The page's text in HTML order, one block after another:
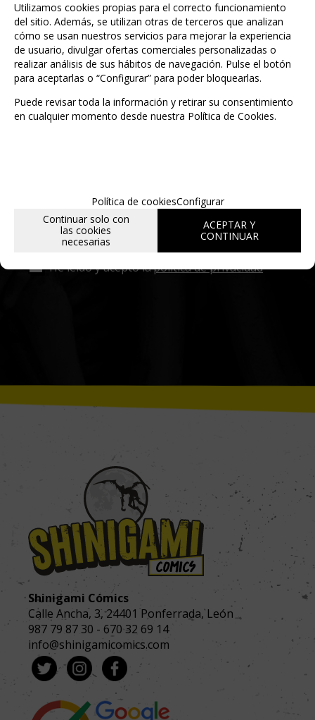
Entérate de lo último
Date de alta para estar al día de las
He leído y acepto lapolítica de privacidad
Shinigami Cómics
Calle Ancha, 3,24401 Ponferrada, León
987 79 87 30 - 670 32 69 14
info@shinigamicomics.com
Utilizamos cookies propias para el correcto funcionamiento
del sitio. Además, se utilizan otras de terceros que analizan
cómo se usan nuestros servicios para mejorar la experiencia
de usuario, divulgar ofertas comerciales personalizadas o
realizar análisis de sus hábitos de navegación. Pulse el botón
para aceptarlas o “Configurar” para poder bloquearlas.
Puede revisar toda la información y retirar su consentimiento
en cualquier momento desde nuestra Política de Cookies.
Política de cookiesConfigurar
Continuar solo con
las cookies
necesarias
ACEPTAR Y
CONTINUAR